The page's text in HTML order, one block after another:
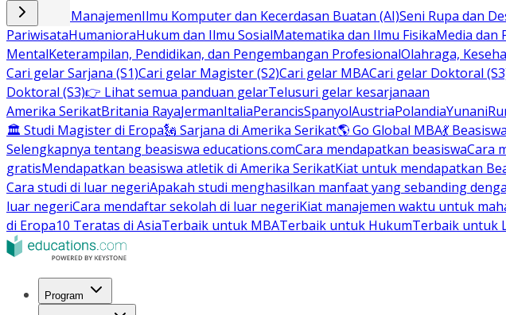
Bisnis dan ManajemenIlmu Komputer dan Kecerdasan Buatan (AI)Seni Rupa dan
PariwisataHumanioraHukum dan Ilmu SosialMatematika dan Ilmu FisikaMedia dan
MentalKeterampilan, Pendidikan, dan Pengembangan ProfesionalOlahraga,
Cari gelar Sarjana (S1)Cari gelar Magister (S2)Cari gelar MBACari gelar Doktoral
Doktoral (S3)👉 Lihat semua panduan gelarTelusuri gelar kesarjanaan
Amerika SerikatBritania RayaJermanItaliaPerancisSpanyolAustriaPolandiaYunani
🏛 Studi Magister di Eropa🗽 Sarjana di Amerika Serikat🌎 Go Global MBA💃
Selengkapnya tentang beasiswa educations.comCara mendapatkan beasiswaCara
gratisMendapatkan beasiswa atletik di Amerika SerikatKiat untuk mendapatkan
Cara studi di luar negeriApakah studi menghasilkan manfaat yang sebanding
luar negeriCara mendaftar sekolah di luar negeriKiat manajemen waktu untuk
di Eropa10 Teratas di AsiaTerbaik untuk MBATerbaik untuk HukumTerbaik untuk
Program